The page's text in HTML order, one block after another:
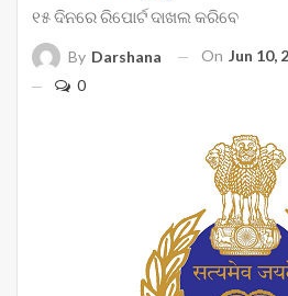
୧୫ ଦିନରେ ରିପୋର୍ଟ ଦାଖଲ କରିବେ
By Darshana On Jun 10,
0